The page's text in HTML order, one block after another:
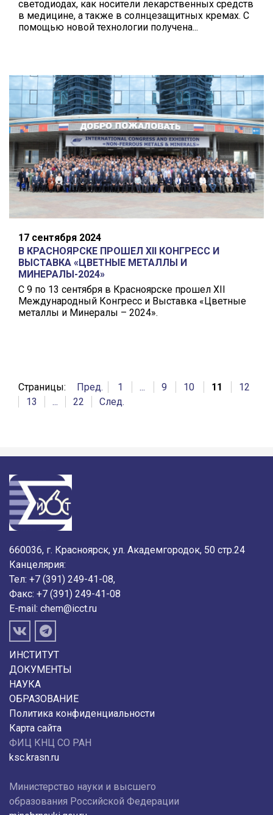
светодиодах, как носители лекарственных средств
в медицине, а также в солнцезащитных кремах. С
помощью новой технологии получена...
17 сентября 2024
В КРАСНОЯРСКЕ ПРОШЕЛ XII КОНГРЕСС И
ВЫСТАВКА «ЦВЕТНЫЕ МЕТАЛЛЫ И
МИНЕРАЛЫ-2024»
С 9 по 13 сентября в Красноярске прошел ХII
Международный Конгресс и Выставка «Цветные
металлы и Минералы – 2024».
Страницы: Пред. 1 ... 9 10 11
12
13
... 22 След.
660036, г. Красноярск, ул. Академгородок, 50 стр.24
Канцелярия:
Тел: +7 (391) 249-41-08,
Факс: +7 (391) 249-41-08
E-mail: chem@icct.ru
ИНСТИТУТ
ДОКУМЕНТЫ
НАУКА
ОБРАЗОВАНИЕ
Политика конфиденциальности
Карта сайта
ФИЦ КНЦ СО РАН
ksc.krasn.ru
Министерство науки и высшего
образования Российской Федерации